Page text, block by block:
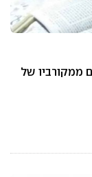
ממקורביו של